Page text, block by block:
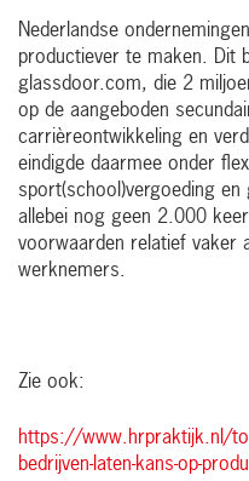
Nederlandse
productiever te maken. Dit
glassdoor.com, die 2
op de aangeboden
carrièreontwikkeling en
eindigde daarmee onder
sport(school)vergoeding
allebei nog geen 2.000
voorwaarden relatief vaker
werknemers.
Zie ook:
https://www.hrpraktijk.nl/
bedrijven-laten-kans-op-